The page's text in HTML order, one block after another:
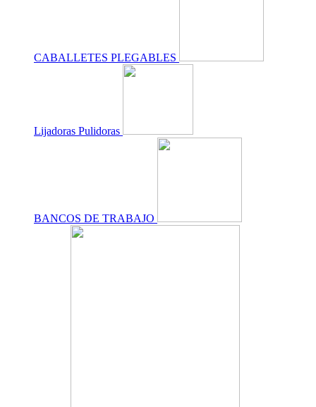
CABALLETES PLEGABLES
Lijadoras Pulidoras
BANCOS DE TRABAJO